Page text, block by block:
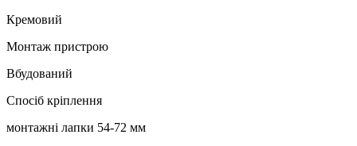
Кремовий
Монтаж пристрою
Вбудований
Спосіб кріплення
монтажні лапки 54-72 мм